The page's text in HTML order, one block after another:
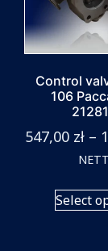
Control
106
547,00 zł –
Select